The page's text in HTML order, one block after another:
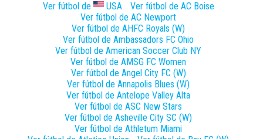
Ver fútbol de USA Ver fútbol de AC Boise
Ver fútbol deAC Newport
Ver fútbol deAHFC Royals (W)
Ver fútbol deAmbassadors FC Ohio
Ver fútbol deAmerican Soccer Club NY
Ver fútbol deAMSG FC Women
Ver fútbol de Angel City FC (W)
Ver fútbol deAnnapolis Blues (W)
Ver fútbol deAntelope Valley Alta
Ver fútbol deASC New Stars
Ver fútbol deAsheville City SC (W)
Ver fútbol deAthletum Miami